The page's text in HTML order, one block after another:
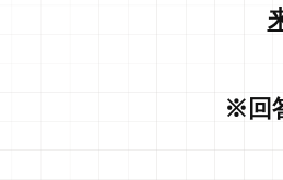
※回